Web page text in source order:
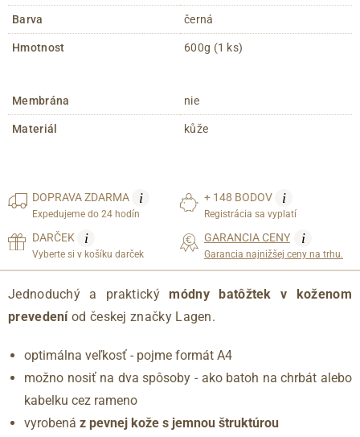
Barva černá
Hmotnost 600g (1 ks)
Membrána nie
Materiál kůže
DOPRAVAZDARMA i
Expedujeme do 24 hodín
+ 148 BODOV i
Registrácia sa vyplatí
DARČEK i
Vyberte si v košíku darček
GARANCIA CENY i
Garancia najnižšej ceny na trhu.
Jednoduchý a praktickýmódny batôžtek v koženom
prevedeníod českej značky Lagen.
optimálna veľkosť - pojme formát A4
možno nosiť na dva spôsoby - ako batoh na chrbát alebo
kabelku cez rameno
vyrobená z pevnej kože s jemnou štruktúrou